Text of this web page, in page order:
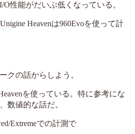
性能がだいぶ低くなっている。
Heavenは960Evoを使って計
クの話からしよう。
を使っている。特に参考にな
数値的な話だ。
Extremeでの計測で